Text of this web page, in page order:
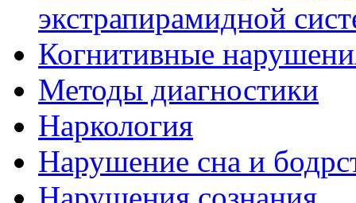
экстрапирамидной
Когнитивные
Методы диагностики
Наркология
Нарушение сна и